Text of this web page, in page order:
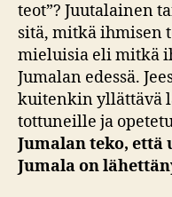
teot”? Juutalainen
sitä, mitkä ihmisen
mieluisia eli mitkä
Jumalan edessä.
kuitenkin yllättävä
tottuneille ja
Jumalan teko, että
Jumala on